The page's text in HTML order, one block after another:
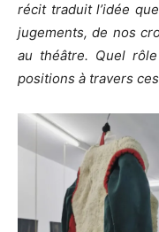
récit traduit l’idée
jugements, de nos
au théâtre. Quel
positions à travers